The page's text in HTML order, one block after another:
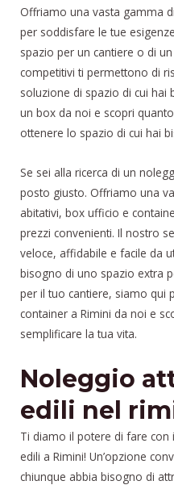
Offriamo una vasta gamma
per soddisfare le tue
spazio per un cantiere o di
competitivi ti permettono di
soluzione di spazio di cui hai
un box da noi e scopri
ottenere lo spazio di cui hai
Se sei alla ricerca di un
posto giusto. Offriamo una
abitativi, box ufficio e
prezzi convenienti. Il nostro
veloce, affidabile e facile da
bisogno di uno spazio extra
per il tuo cantiere, siamo qui
container a Rimini da noi e
semplificare la tua vita.
Noleggio
edili nel
Ti diamo il potere di fare
edili a Rimini! Un’opzione
chiunque abbia bisogno di